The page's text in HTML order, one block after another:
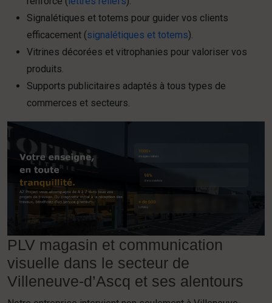
Signalétiques et totems pour guider vos clients
efficacement (signalétiques et totems).
Vitrines décorées et vitrophanies pour valoriser vos
produits.
Supports publicitaires adaptés à tous types de
commerces et secteurs.
PLV magasin et communication
visuelle dans le secteur de
Villeneuve-d’Ascq et ses alentours